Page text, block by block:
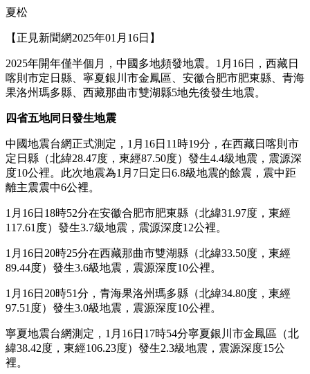
夏松
【正見新聞網2025年01月16日】
2025年開年僅半個月，中國多地頻發地震。1月16日，西藏日
喀則市定日縣、寧夏銀川市金鳳區、安徽合肥市肥東縣、青海
果洛州瑪多縣、西藏那曲市雙湖縣5地先後發生地震。
四省五地同日發生地震
中國地震台網正式測定，1月16日11時19分，在西藏日喀則市
定日縣（北緯28.47度，東經87.50度）發生4.4級地震，震源深
度10公裡。此次地震為1月7日定日6.8級地震的餘震，震中距
離主震震中6公裡。
1月16日18時52分在安徽合肥市肥東縣（北緯31.97度，東經
117.61度）發生3.7級地震，震源深度12公裡。
1月16日20時25分在西藏那曲市雙湖縣（北緯33.50度，東經
89.44度）發生3.6級地震，震源深度10公裡。
1月16日20時51分，青海果洛州瑪多縣（北緯34.80度，東經
97.51度）發生3.0級地震，震源深度10公裡。
寧夏地震台網測定，1月16日17時54分寧夏銀川市金鳳區（北
緯38.42度，東經106.23度）發生2.3級地震，震源深度15公
裡。